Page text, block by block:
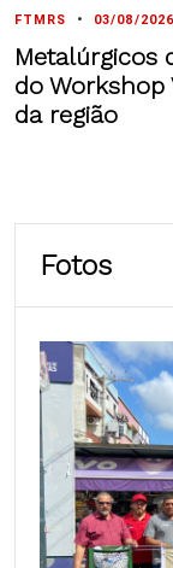
FTMRS • 03/08/2026
Metalúrgicos
do
da região
Fotos